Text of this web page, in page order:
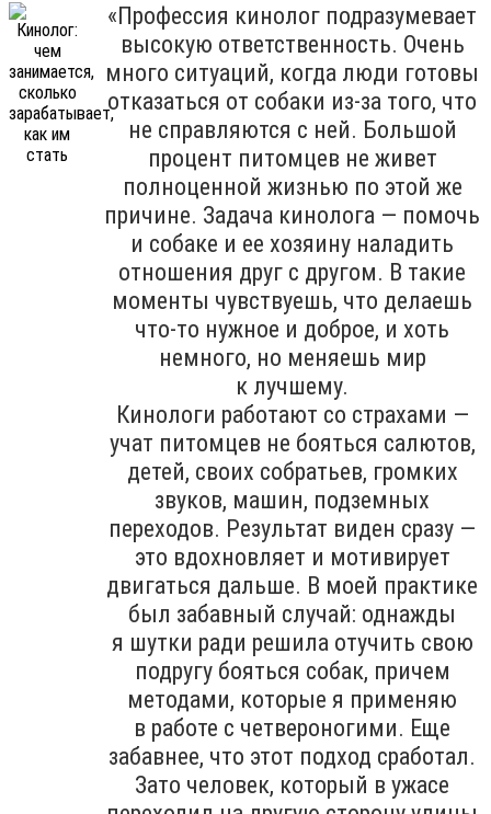
«Профессия кинолог подразумевает
высокую ответственность. Очень
много ситуаций, когда люди готовы
отказаться от собаки из-за того, что
не справляются с ней. Большой
процент питомцев не живет
полноценной жизнью по этой же
причине. Задача кинолога — помочь
и собаке и ее хозяину наладить
отношения друг с другом. В такие
моменты чувствуешь, что делаешь
что-то нужное и доброе, и хоть
немного, но меняешь мир
к лучшему.
Кинологи работают со страхами —
учат питомцев не бояться салютов,
детей, своих собратьев, громких
звуков, машин, подземных
переходов. Результат виден сразу —
это вдохновляет и мотивирует
двигаться дальше. В моей практике
был забавный случай: однажды
я шутки ради решила отучить свою
подругу бояться собак, причем
методами, которые я применяю
в работе с четвероногими. Еще
забавнее, что этот подход сработал.
Зато человек, который в ужасе